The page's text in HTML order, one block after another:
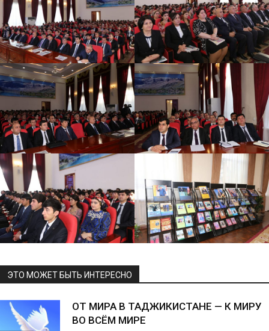
ЭТО МОЖЕТ БЫТЬ ИНТЕРЕСНО
ОТ МИРА В ТАДЖИКИСТАНЕ — К МИРУ
ВО ВСЁМ МИРЕ